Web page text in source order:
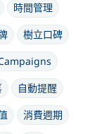
時間管理
樹立口碑
自動提醒
消費週期